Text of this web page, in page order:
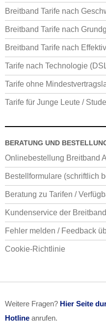
Breitband Tarife nach
Breitband Tarife nach
Breitband Tarife nach
Tarife nach Technologie
Tarife ohne
Tarife für Junge Leute /
BERATUNG UND
Onlinebestellung Breitband
Bestellformulare (schriftlich
Beratung zu Tarifen /
Kundenservice der
Fehler melden / Feedback
Cookie-Richtlinie
Weitere Fragen? Hier Seite
Hotline anrufen.